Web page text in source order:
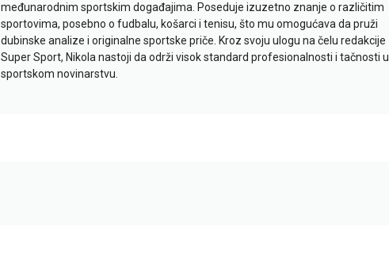
međunarodnim sportskim događajima. Poseduje izuzetno znanje o različitim
sportovima, posebno o fudbalu, košarci i tenisu, što mu omogućava da pruži
dubinske analize i originalne sportske priče. Kroz svoju ulogu na čelu redakcije
Super Sport, Nikola nastoji da održi visok standard profesionalnosti i tačnosti u
sportskom novinarstvu.